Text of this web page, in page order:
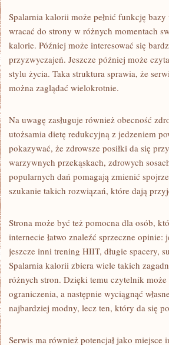
Spalarnia kalorii może pełnić funkcję
wracać do strony w różnych momentach
kalorie. Później może interesować się
przyzwyczajeń. Jeszcze później może
stylu życia. Taka struktura sprawia, że
można zaglądać wielokrotnie.
Na uwagę zasługuje również obecność
utożsamia dietę redukcyjną z jedzeniem
pokazywać, że zdrowsze posiłki da się
warzywnych przekąskach, zdrowych
popularnych dań pomagają zmienić
szukanie takich rozwiązań, które dają
Strona może być też pomocna dla osób,
internecie łatwo znaleźć sprzeczne
jeszcze inni trening HIIT, długie spacery,
Spalarnia kalorii zbiera wiele takich
różnych stron. Dzięki temu czytelnik
ograniczenia, a następnie wyciągnąć
najbardziej modny, lecz ten, który da się
Serwis ma również potencjał jako